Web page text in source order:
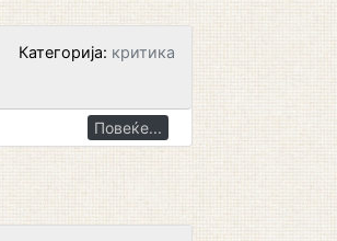
Категорија: критика
Повеќе...